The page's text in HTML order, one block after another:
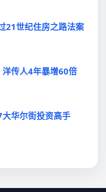
21世纪住房之路法案
洋传人4年暴增60倍
华尔街投资高手